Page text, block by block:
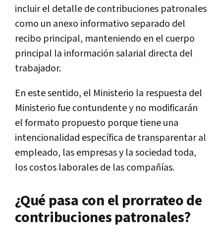
incluir el detalle de contribuciones patronales
como un anexo informativo separado del
recibo principal, manteniendo en el cuerpo
principal la información salarial directa del
trabajador.
En este sentido, el Ministerio la respuesta del
Ministerio fue contundente y no modificarán
el formato propuesto porque tiene una
intencionalidad específica de transparentar al
empleado, las empresas y la sociedad toda,
los costos laborales de las compañías.
¿Qué pasa con el prorrateo de
contribuciones patronales?